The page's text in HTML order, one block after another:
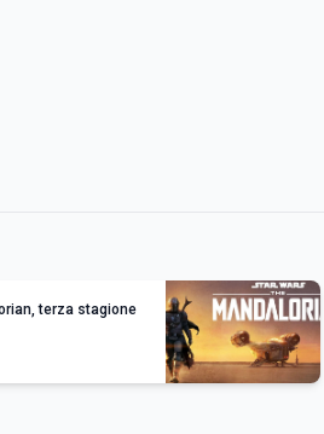
terza stagione